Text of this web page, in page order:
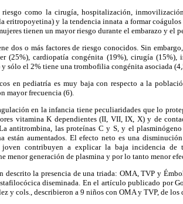
riesgo como la cirugía, hospitalización,
eritropoyetina) y la tendencia innata a formar
tienen un mayor riesgo durante el embarazo y el
dos o más factores de riesgo conocidos. Sin
(25%), cardiopatía congénita (19%), cirugía (15%),
sólo el 2% tiene una trombofilia congénita asociada
en pediatría es muy baja con respecto a la
mayor frecuencia (6).
en la infancia tiene peculiaridades que lo
vitamina K dependientes (II, VII, IX, X) y de
antitrombina, las proteínas C y S, y el
están aumentados. El efecto neto es una
joven contribuyen a explicar la baja incidencia
menor generación de plasmina y por lo tanto menor
descrito la presencia de una triada: OMA, TVP y
diseminada. En el artículo publicado por
y cols., describieron a 9 niños con OMA y TVP, de los